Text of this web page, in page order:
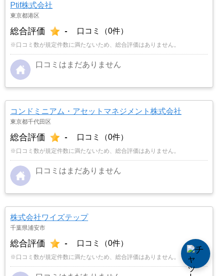
Ptif株式会社
東京都港区
総合評価 - 口コミ（0件）
※口コミ数が規定件数に満たないため、総合評価はありません。
口コミはまだありません
コンドミニアム・アセットマネジメント株式会社
東京都千代田区
総合評価 - 口コミ（0件）
※口コミ数が規定件数に満たないため、総合評価はありません。
口コミはまだありません
株式会社ワイズテップ
千葉県浦安市
総合評価 - 口コミ（0件）
※口コミ数が規定件数に満たないため、総合評価はありません。